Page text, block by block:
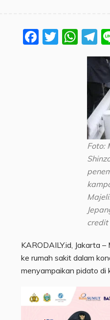
Facebook
Foto:
credit
KARODAILY.id, Jakarta
ke rumah sakit dalam
menyampaikan pidato di